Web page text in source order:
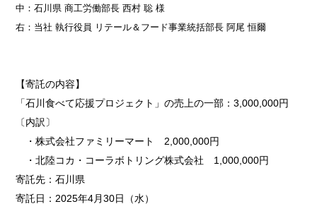
中：石川県 商工労働部長 西村 聡 様
右：当社 執行役員 リテール＆フード事業統括部長 阿尾 恒爾
【寄託の内容】
「石川食べて応援プロジェクト」の売上の一部：3,000,000円
〔内訳〕
・株式会社ファミリーマート 2,000,000円
・北陸コカ・コーラボトリング株式会社 1,000,000円
寄託先：石川県
寄託日：2025年4月30日（水）